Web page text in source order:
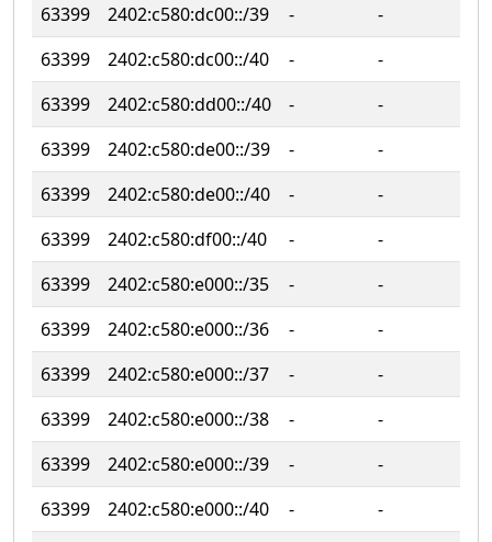
63399
2402:c580:dc00::/39 ‐
‐
63399
2402:c580:dc00::/40 ‐
‐
63399
2402:c580:dd00::/40 ‐
‐
63399
2402:c580:de00::/39 ‐
‐
63399
2402:c580:de00::/40 ‐
‐
63399
2402:c580:df00::/40 ‐
‐
63399
2402:c580:e000::/35 ‐
‐
63399
2402:c580:e000::/36 ‐
‐
63399
2402:c580:e000::/37 ‐
‐
63399
2402:c580:e000::/38 ‐
‐
63399
2402:c580:e000::/39 ‐
‐
63399
2402:c580:e000::/40 ‐ ‐